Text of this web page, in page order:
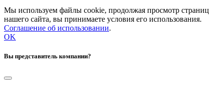
Мы используем файлы cookie, продолжая просмотр страниц
нашего сайта, вы принимаете условия его использования.
Соглашение об использовании.
OK
Вы представитель компании?